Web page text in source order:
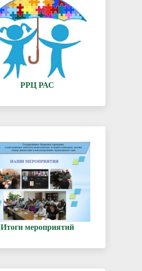
РРЦ РАС
Итоги мероприятий